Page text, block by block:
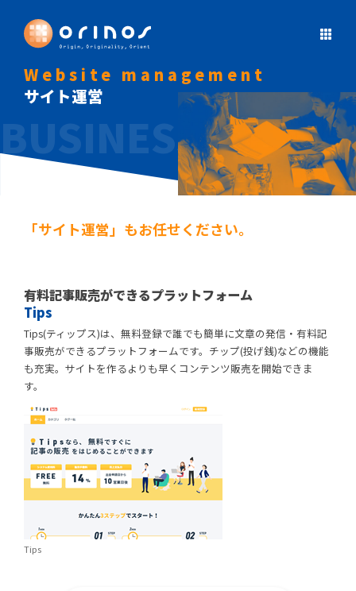
Website management
サイト運営
「サイト運営」もお任せください。
有料記事販売ができるプラットフォーム
Tips
Tips(ティップス)は、無料登録で誰でも簡単に文章の発信・有料記
事販売ができるプラットフォームです。チップ(投げ銭)などの機能
も充実。サイトを作るよりも早くコンテンツ販売を開始できま
す。
Tips